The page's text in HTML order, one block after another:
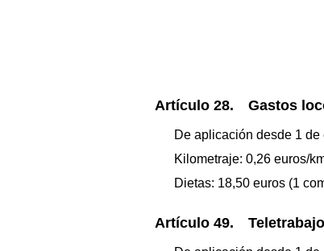
Artículo 28. Gastos
De aplicación desde 1 de
Kilometraje: 0,26 euros/
Dietas: 18,50 euros (1
Artículo 49.